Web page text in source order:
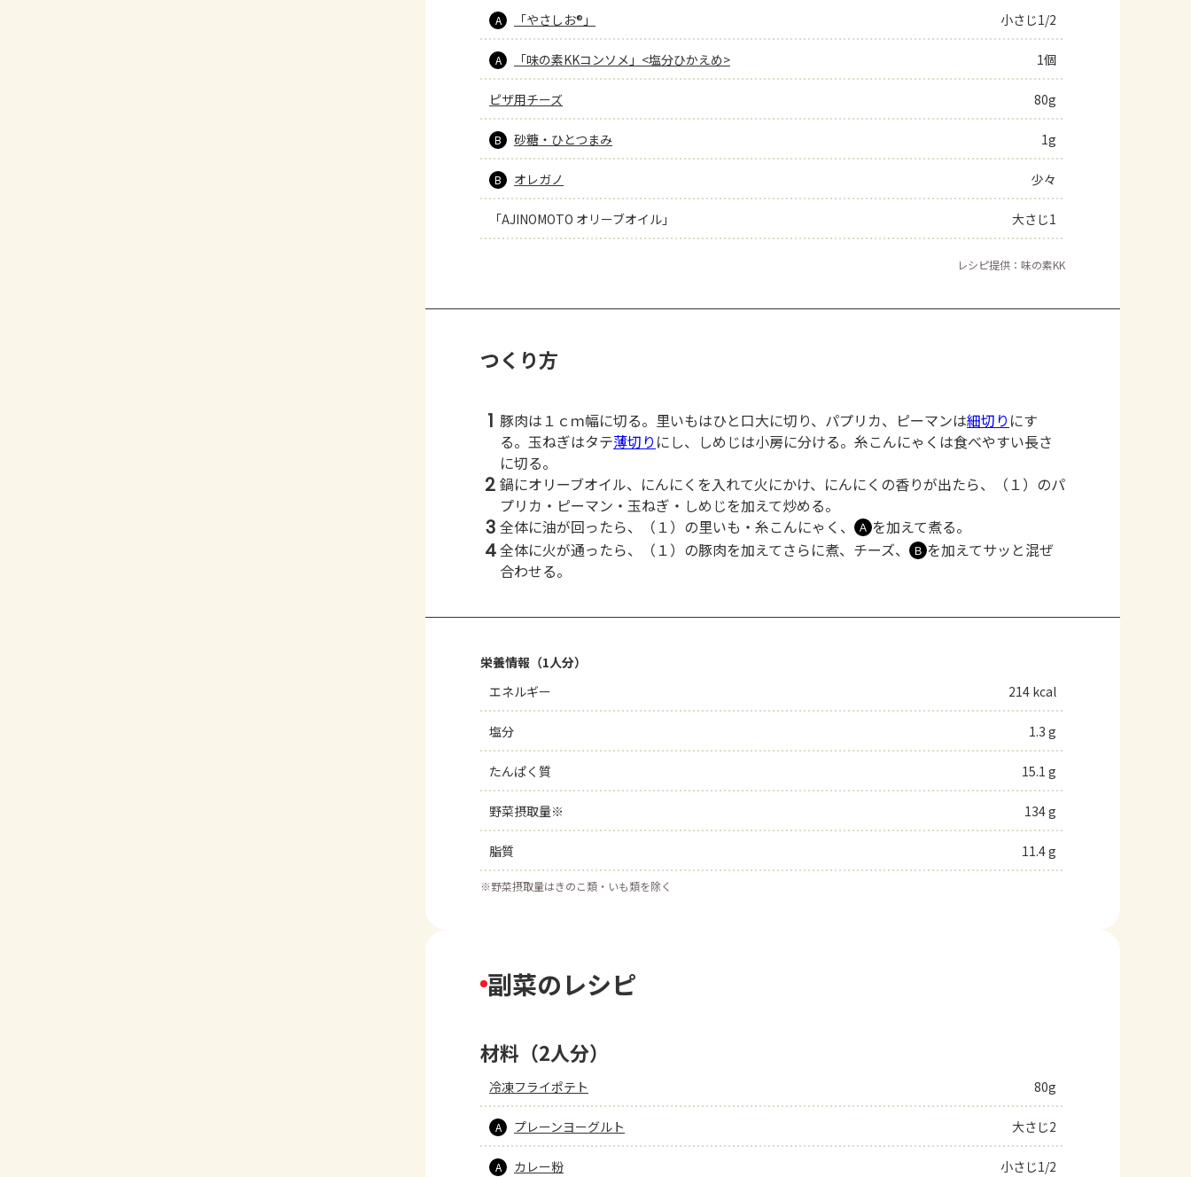
A 「やさしお®」 小さじ1/2
A 「味の素KKコンソメ」<塩分ひかえめ> 1個
ピザ用チーズ 80g
B 砂糖・ひとつまみ 1g
B オレガノ 少々
「AJINOMOTO オリーブオイル」 大さじ1
レシピ提供：味の素KK
つくり方
1 豚肉は１ｃｍ幅に切る。里いもはひと口大に切り、パプリカ、ピーマンは細切り にす
る。玉ねぎはタテ薄切り にし、しめじは小房に分ける。糸こんにゃくは食べやすい長さ
に切る。
2 鍋にオリーブオイル、にんにくを入れて火にかけ、にんにくの香りが出たら、（１）のパ
プリカ・ピーマン・玉ねぎ・しめじを加えて炒める。
3 全体に油が回ったら、（１）の里いも・糸こんにゃく、 Ａ を加えて煮る。
4全体に火が通ったら、（１）の豚肉を加えてさらに煮、チーズ、 Ｂ を加えてサッと混ぜ
合わせる。
栄養情報（1人分）
エネルギー
214 kcal
塩分 1.3 g
たんぱく質 15.1 g
野菜摂取量※ 134 g
脂質 11.4 g
※野菜摂取量はきのこ類・いも類を除く
副菜のレシピ
材料（2人分）
冷凍フライポテト 80g
A プレーンヨーグルト 大さじ2
A カレー粉 小さじ1/2